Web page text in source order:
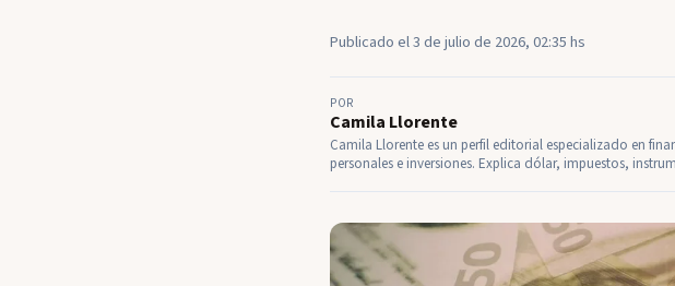
Publicado el 3 de julio de 2026, 02:35 hs
POR
Camila Llorente
Camila Llorente es un perfil editorial especializado en
personales e inversiones. Explica dólar, impuestos,